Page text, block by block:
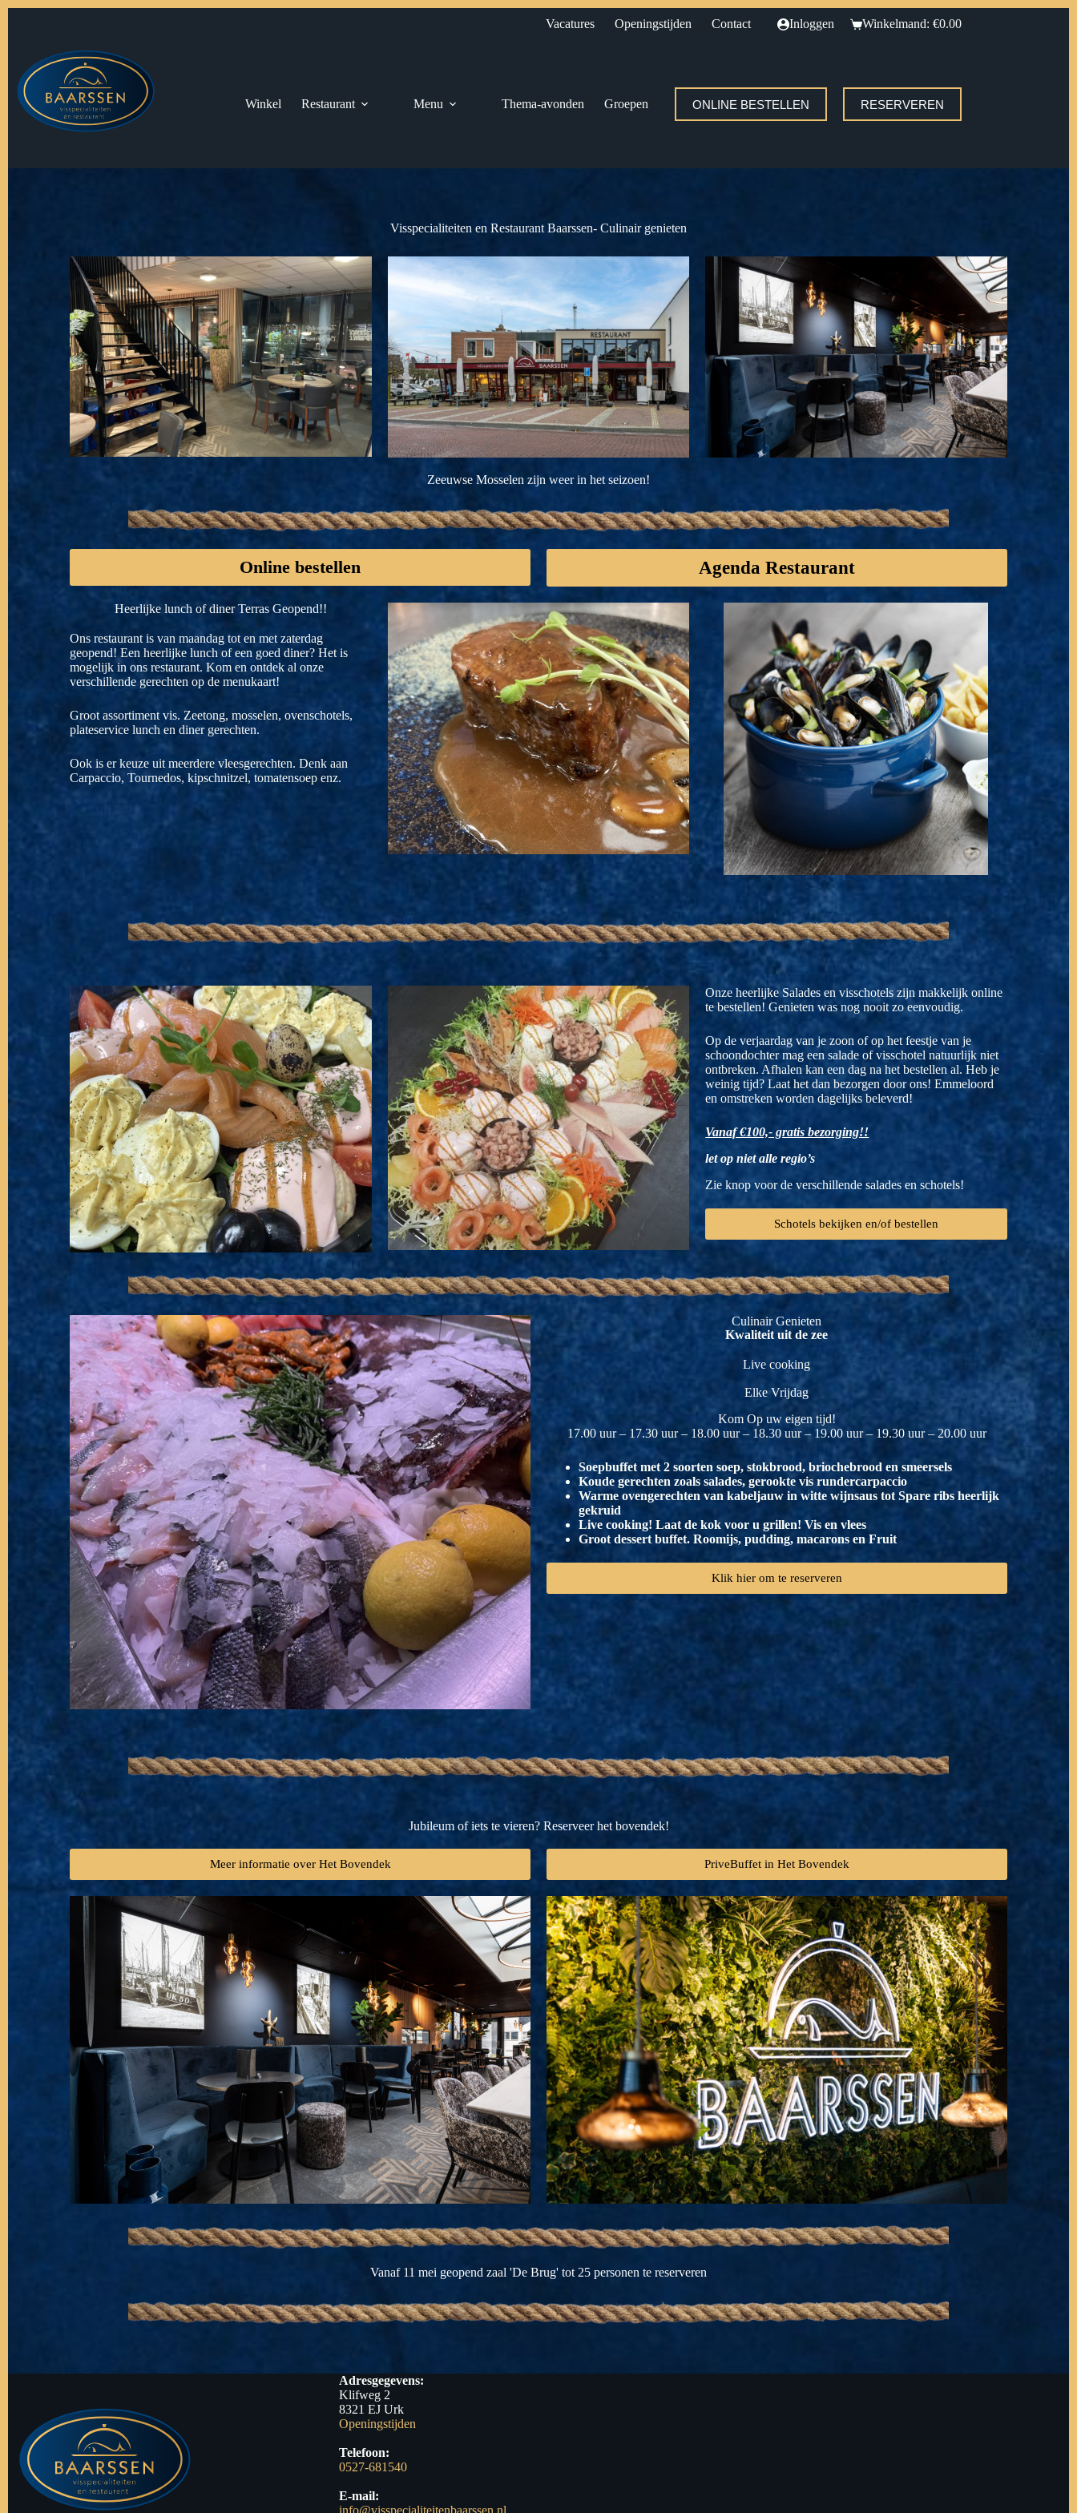
Vacatures Openingstijden Contact Inloggen Winkelmand: €0.00
Winkel Restaurant Menu Thema-avonden Groepen ONLINE BESTELLEN RESERVEREN
Visspecialiteiten en Restaurant Baarssen- Culinair genieten
Zeeuwse Mosselen zijn weer in het seizoen!
Online bestellen Agenda Restaurant
Heerlijke lunch of diner Terras Geopend!!
Ons restaurant is van maandag tot en met zaterdag
geopend! Een heerlijke lunch of een goed diner? Het is
mogelijk in ons restaurant. Kom en ontdek al onze
verschillende gerechten op de menukaart!
Groot assortiment vis. Zeetong, mosselen, ovenschotels,
plateservice lunch en diner gerechten.
Ook is er keuze uit meerdere vleesgerechten. Denk aan
Carpaccio, Tournedos, kipschnitzel, tomatensoep enz.
Onze heerlijke Salades en visschotels zijn makkelijk online
te bestellen! Genieten was nog nooit zo eenvoudig.
Op de verjaardag van je zoon of op het feestje van je
schoondochter mag een salade of visschotel natuurlijk niet
ontbreken. Afhalen kan een dag na het bestellen al. Heb je
weinig tijd? Laat het dan bezorgen door ons! Emmeloord
en omstreken worden dagelijks beleverd!
Vanaf €100,- gratis bezorging!!
let op niet alle regio’s
Zie knop voor de verschillende salades en schotels!
Schotels bekijken en/of bestellen
Culinair Genieten
Kwaliteit uit de zee
Live cooking
Elke Vrijdag
Kom Op uw eigen tijd!
17.00 uur – 17.30 uur – 18.00 uur – 18.30 uur – 19.00 uur – 19.30 uur – 20.00 uur
Soepbuffet met 2 soorten soep, stokbrood, briochebrood en smeersels
Koude gerechten zoals salades, gerookte vis rundercarpaccio
Warme ovengerechten van kabeljauw in witte wijnsaus tot Spare ribs heerlijk
gekruid
Live cooking! Laat de kok voor u grillen! Vis en vlees
Groot dessert buffet. Roomijs, pudding, macarons en Fruit
Klik hier om te reserveren
Jubileum of iets te vieren? Reserveer het bovendek!
Meer informatie over Het Bovendek PriveBuffet in Het Bovendek
Vanaf 11 mei geopend zaal 'De Brug' tot 25 personen te reserveren
Adresgegevens:
Klifweg 2
8321 EJ Urk
Openingstijden
Telefoon:
0527-681540
E-mail: